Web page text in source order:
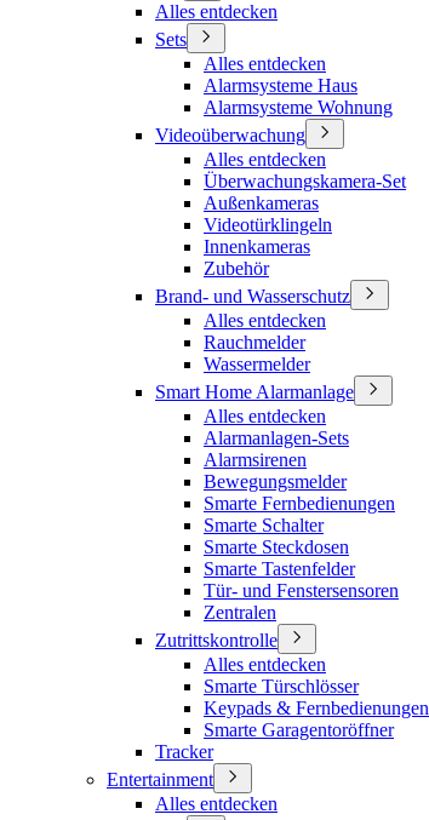
Alles entdecken
Sets
Alles entdecken
Alarmsysteme Haus
Alarmsysteme Wohnung
Videoüberwachung
Alles entdecken
Überwachungskamera-Set
Außenkameras
Videotürklingeln
Innenkameras
Zubehör
Brand- und Wasserschutz
Alles entdecken
Rauchmelder
Wassermelder
Smart Home Alarmanlage
Alles entdecken
Alarmanlagen-Sets
Alarmsirenen
Bewegungsmelder
Smarte Fernbedienungen
Smarte Schalter
Smarte Steckdosen
Smarte Tastenfelder
Tür- und Fenstersensoren
Zentralen
Zutrittskontrolle
Alles entdecken
Smarte Türschlösser
Keypads & Fernbedienungen
Smarte Garagentoröffner
Tracker
Entertainment
Alles entdecken